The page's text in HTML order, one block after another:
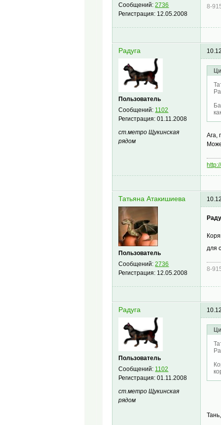
Сообщений:2736
Регистрация: 12.05.2008
8-
Радуга
Пользователь
Сообщений: 1102
Регистрация:01.11.2008
ст.метро Щукинская
рядом
Ага,
Татьяна Атакишиева
Пользователь
Сообщений:2736
Регистрация: 12.05.2008
для
8-
Радуга
Пользователь
Сообщений: 1102
Регистрация:01.11.2008
ст.метро Щукинская
рядом